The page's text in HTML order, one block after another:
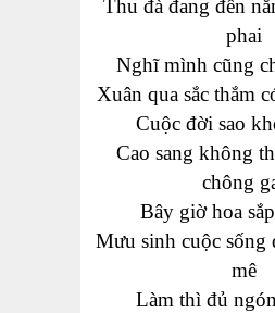
Thu đà đang đến
phai
Nghĩ mình cũng
Xuân qua sắc thắm
Cuộc đời sao
Cao sang không
chông
Bây giờ hoa
Mưu sinh cuộc sống
mê
Làm thì đủ